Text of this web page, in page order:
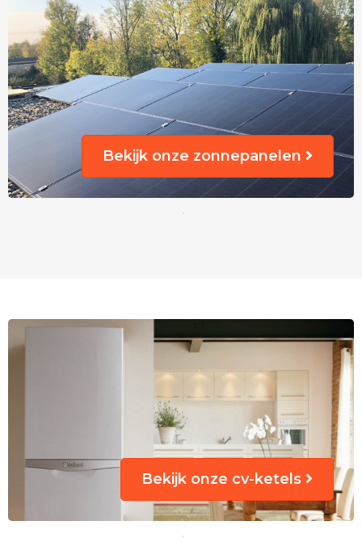
Bekijk onze zonnepanelen
Bekijk onze cv-ketels